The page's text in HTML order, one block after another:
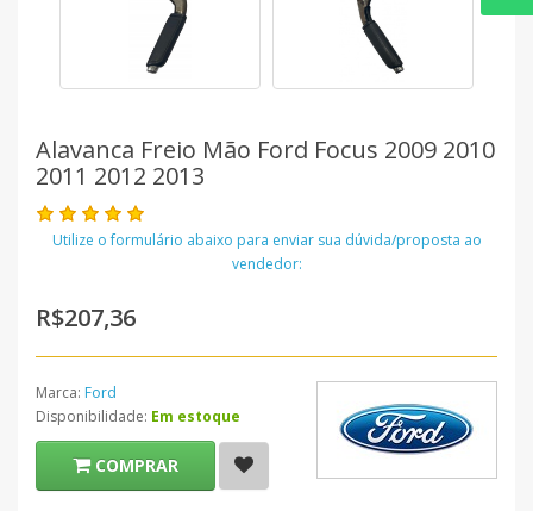
Alavanca Freio Mão Ford Focus 2009 2010
2011 2012 2013
Utilize o formulário abaixo para enviar sua dúvida/proposta ao
vendedor:
R$207,36
Marca: Ford
Disponibilidade: Em estoque
COMPRAR